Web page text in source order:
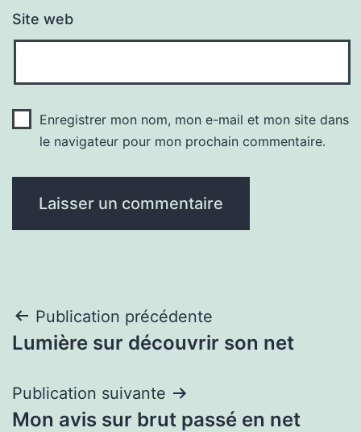
Site web
Enregistrer mon nom, mon e-mail et mon site dans
le navigateur pour mon prochain commentaire.
Navigation
de
l’article
Publication précédente
Lumière sur découvrir son net
Publication suivante
Mon avis sur brut passé en net